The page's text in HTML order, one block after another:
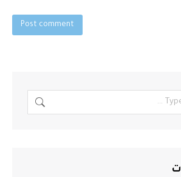
Post comment